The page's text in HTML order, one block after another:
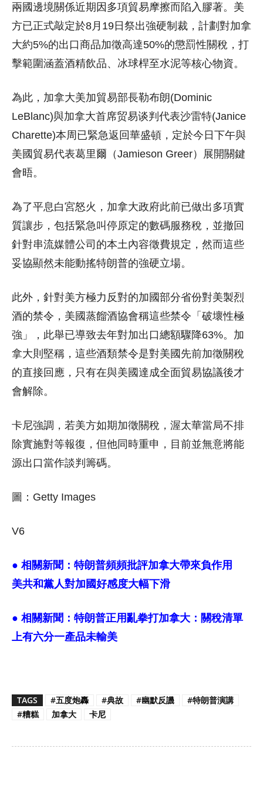
兩國邊境關係近期因多項貿易摩擦而陷入膠著。美
方已正式敲定於8月19日祭出強硬制裁，計劃對加拿
大約5%的出口商品加徵高達50%的懲罰性關稅，打
擊範圍涵蓋酒精飲品、冰球桿至水泥等核心物資。
為此，加拿大美加貿易部長勒布朗(Dominic
LeBlanc)與加拿大首席贸易谈判代表沙雷特(Janice
Charette)本周已緊急返回華盛頓，定於今日下午與
美國貿易代表葛里爾（Jamieson Greer）展開關鍵
會晤。
為了平息白宮怒火，加拿大政府此前已做出多項實
質讓步，包括緊急叫停原定的數碼服務稅，並撤回
針對串流媒體公司的本土內容徵費規定，然而這些
妥協顯然未能動搖特朗普的強硬立場。
此外，針對美方極力反對的加國部分省份對美製烈
酒的禁令，美國蒸餾酒協會稱這些禁令「破壞性極
強」，此舉已導致去年對加出口總額驟降63%。加
拿大則堅稱，這些酒類禁令是對美國先前加徵關稅
的直接回應，只有在與美國達成全面貿易協議後才
會解除。
卡尼強調，若美方如期加徵關稅，渥太華當局不排
除實施對等報復，但他同時重申，目前並無意將能
源出口當作談判籌碼。
圖：Getty Images
V6
● 相關新聞： 特朗普頻頻批評加拿大帶來負作用
美共和黨人對加國好感度大幅下滑
● 相關新聞： 特朗普正用亂拳打加拿大：關稅清單
上有六分一產品未輸美
TAGS #五度炮轟 #典故 #幽默反譏
#特朗普演講
#糟糕
加拿大 卡尼